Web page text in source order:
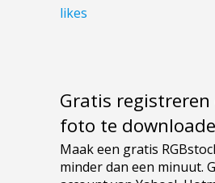
likes
Gratis registreren
foto te